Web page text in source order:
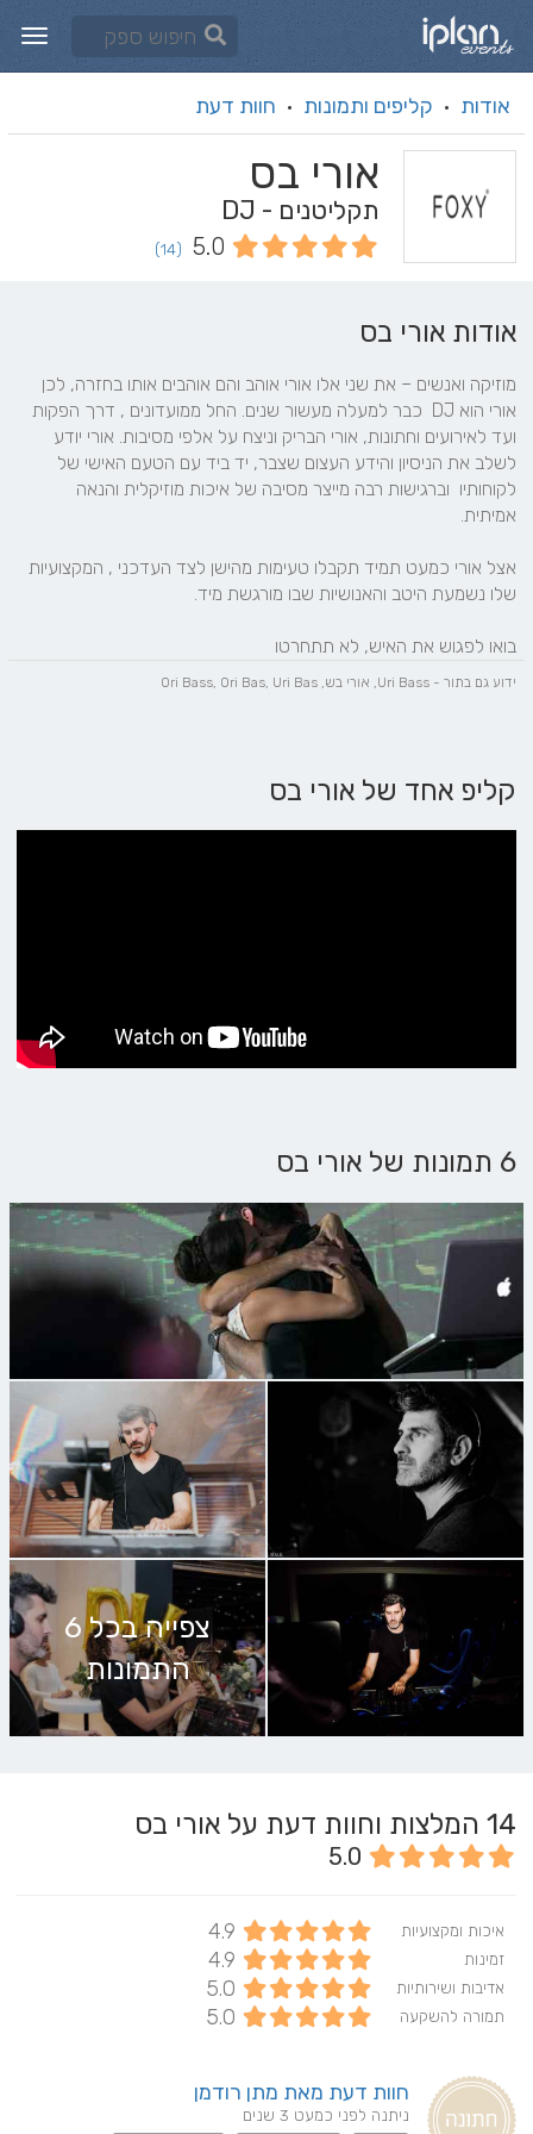
אודות · קליפים ותמונות · חוות דעת
אורי בס
תקליטנים - DJ
5.0
(14)
אודות אורי בס
בואו לפגוש את האיש, לא תתחרטו
ידוע גם בתור - Uri Bass, אורי בש, Ori Bass, Ori Bas, Uri Bas
קליפ אחד של אורי בס
6 תמונות של אורי בס
צפייה בכל 6
התמונות
14 המלצות וחוות דעת על אורי בס
5.0
איכות ומקצועיות 4.9
זמינות 4.9
אדיבות ושירותיות 5.0
תמורה להשקעה 5.0
חוות דעת מאת מתן רודמן
ניתנה לפני כמעט 3 שנים